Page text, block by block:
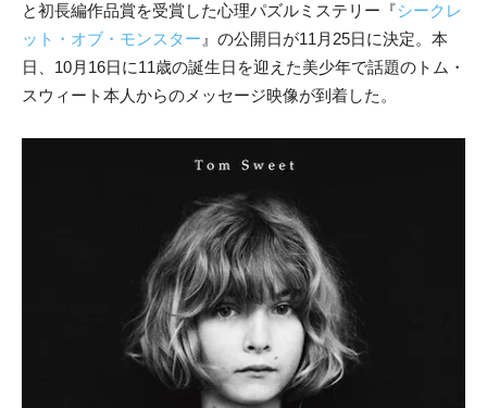
と初長編作品賞を受賞した心理パズルミステリー『シークレ
ット・オブ・モンスター 』の公開日が11月25日に決定。本
日、10月16日に11歳の誕生日を迎えた美少年で話題のトム・
スウィート本人からのメッセージ映像が到着した。